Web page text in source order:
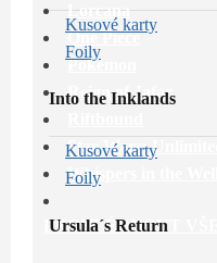
Lorcana
One Piece
Pokémon
Reign of Jafar
Star Wars: Unlimited
Whispers in the Well
PROHLÉDNOUT VŠE
Kusové karty
Foily
Into the Inklands
Kusové karty
Foily
Ursula´s Return